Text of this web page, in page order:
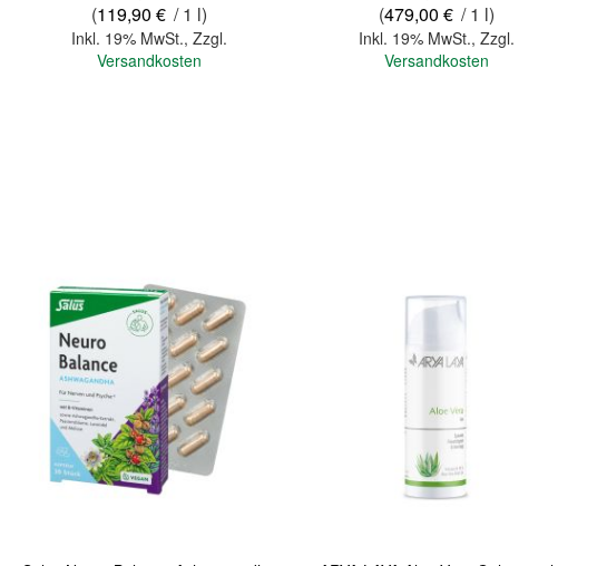
(119,90 € / 1 l)
Inkl. 19% MwSt., Zzgl.
Versandkosten
Quickview
(479,00 € / 1 l)
Inkl. 19% MwSt.,Zzgl.
Versandkosten